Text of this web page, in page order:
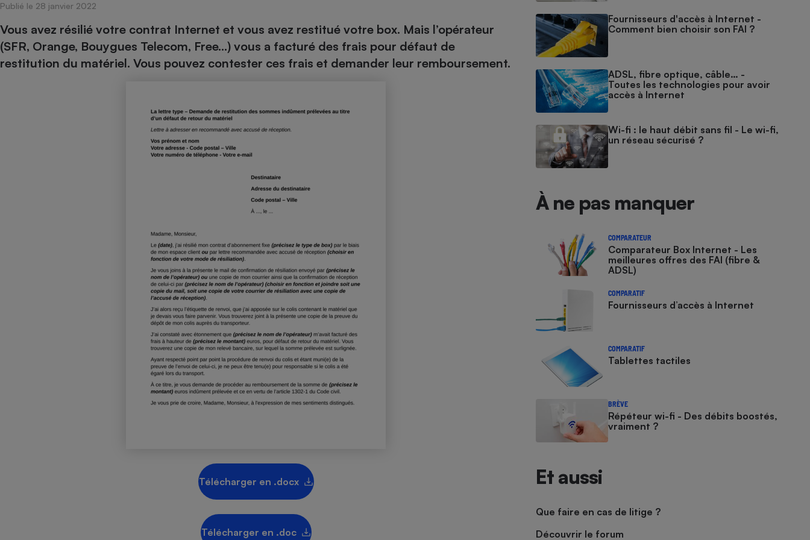
Publié le 28 janvier 2022
Vous avez résilié votre contrat Internet et vous avez restitué votre box. Mais l’opérateur
(SFR, Orange, Bouygues Telecom, Free…) vous a facturé des frais pour défaut de
restitution du matériel. Vous pouvez contester ces frais et demander leur remboursement.
Télécharger en .docx
Télécharger en .doc
Fournisseurs d'accès à Internet -
Comment bien choisir son FAI ?
ADSL, fibre optique, câble… -
Toutes les technologies pour avoir
accès à Internet
Wi-fi : le haut débit sans fil - Le wi-fi,
un réseau sécurisé ?
À ne pas manquer
COMPARATEUR
Comparateur Box Internet - Les
meilleures offres des FAI (fibre &
ADSL)
COMPARATIF
Fournisseurs d’accès à Internet
COMPARATIF
Tablettes tactiles
BRÈVE
Répéteur wi-fi - Des débits boostés,
vraiment ?
Et aussi
Que faire en cas de litige ?
Découvrir le forum
Complément
Foie gras
Champagne - Comment choisir une
Banque en ligne
Gros électroménager
Petit électroménager - Ustensile
Plaque de cuisson à
induction
Four encastrable
Climatiseur -
Ventilateur
Téléphonie
Ordinateur portable
Téléphone mobile -
Smartphone
Appareil photo
Matelas
Radiateur électrique Électricité - Gaz
Climatiseur -
Ventilateur
Lessive
Antimoustique